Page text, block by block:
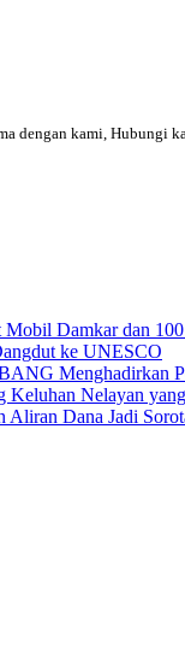
dengan kami, Hubungi
Damkar dan
ke UNESCO
Menghadirkan
Keluhan Nelayan
Dana Jadi